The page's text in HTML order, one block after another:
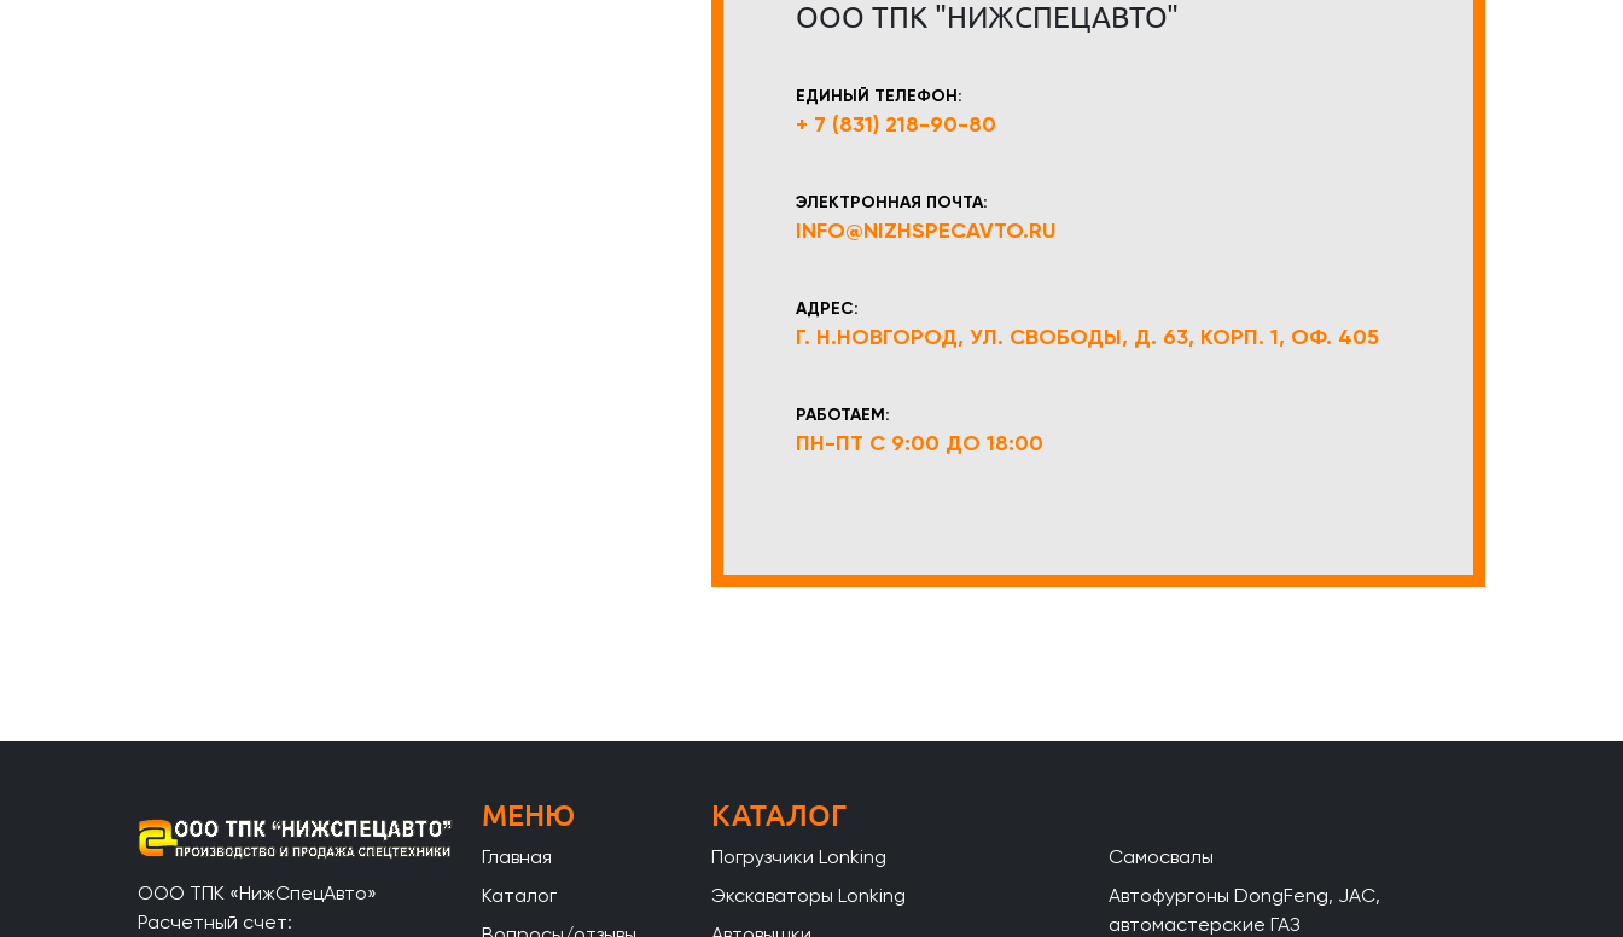
ООО ТПК "НИЖСПЕЦАВТО"
ЕДИНЫЙ ТЕЛЕФОН:
+ 7 (831) 218-90-80
ЭЛЕКТРОННАЯ ПОЧТА:
INFO@NIZHSPECAVTO.RU
АДРЕС:
Г. Н.НОВГОРОД, УЛ. СВОБОДЫ, Д. 63, КОРП. 1, ОФ. 405
РАБОТАЕМ:
ПН-ПТ С 9:00 ДО 18:00
ООО ТПК «НижСпецАвто»
Расчетный счет:
МЕНЮ
Главная
Каталог
КАТАЛОГ
Погрузчики Lonking
Экскаваторы Lonking
Самосвалы
Автофургоны DongFeng, JAC,
автомастерские ГАЗ